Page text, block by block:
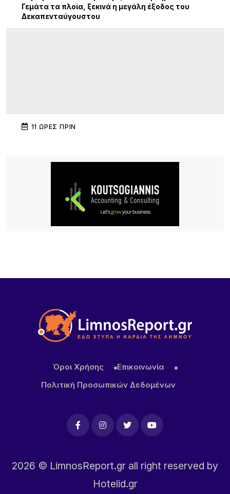
Γεμάτα τα πλοία, ξεκινά η μεγάλη έξοδος του
Δεκαπενταύγουστου
11 ΏΡΕΣ ΠΡΙΝ
Λήμνος: Προγραμματισμένες διακοπές ρεύματος
11 ΏΡΕΣ ΠΡΙΝ
Το τραγικό περιστατικό με το αγριογούρουνο
13 ΏΡΕΣ ΠΡΙΝ
Πρωτοφανές περιστατικό στον Μούδρο: Τρεις
Όροι Χρήσης
Επικοινωνία
Πολιτική Προσωπικών Δεδομένων
2026 © LimnosReport.gr all right reserved by
Hotelid.gr